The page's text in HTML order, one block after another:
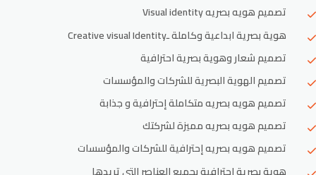
تصميم هويه بصريه Visual identity
هوية بصرية ابداعية وكاملة ـCreative visual Identity
تصميم شعار وهوية بصرية احترافية
تصميم الهوية البصرية للشركات والمؤسسات
تصميم هويه بصريه متكاملة إحترافية و جذابة
تصميم هويه بصريه مميزة لشركتك
تصميم هويه بصريه إحترافية للشركات والمؤسسات
هوية بصرية احترافية بجميع العناصر التي تريدها